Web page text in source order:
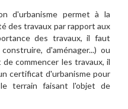
d'urbanisme permet à la
des travaux par rapport aux
des travaux, il faut
d'aménager...) ou
commencer les travaux, il
certificat d'urbanisme pour
terrain faisant l'objet de